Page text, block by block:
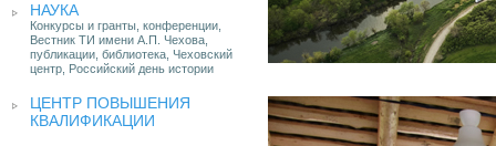
НАУКА
Конкурсы и гранты, конференции,
Вестник ТИ имени А.П. Чехова,
публикации, библиотека, Чеховский
центр, Российский день истории
ЦЕНТР ПОВЫШЕНИЯ
КВАЛИФИКАЦИИ